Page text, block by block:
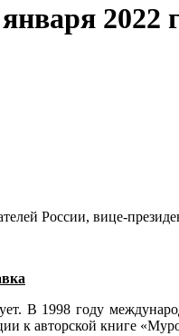
2022
России, вице-
В 1998 году
к авторской книге